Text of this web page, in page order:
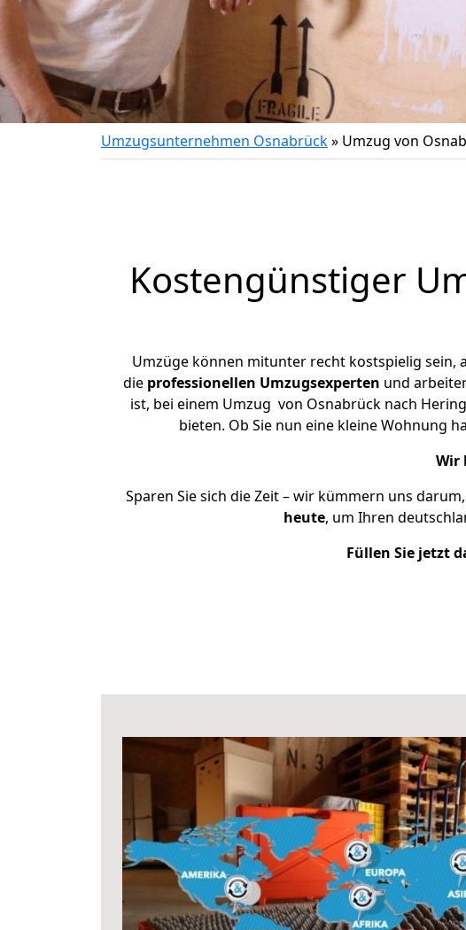
Umzugsunternehmen Osnabrück» Umzug von
Kostengünstiger
Umzüge können mitunter recht kostspielig sein,
die professionellen Umzugsexperten und
ist, bei einem Umzug von Osnabrück nach
bieten. Ob Sie nun eine kleine Wohnung
Wir
Sparen Sie sich die Zeit – wir kümmern uns
heute, um Ihren
Füllen Sie jetzt